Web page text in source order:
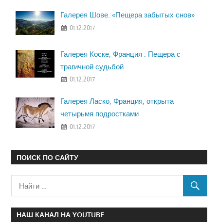
Галерея Шове. «Пещера забытых снов»
01.12.2017
Галерея Коске, Франция : Пещера с
трагичной судьбой
01.12.2017
Галерея Ласко, Франция, открыта
четырьмя подростками
01.12.2017
ПОИСК ПО САЙТУ
НАШ КАНАЛ НА YOUTUBE